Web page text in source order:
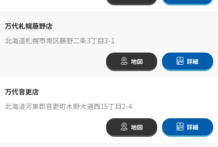
万代札幌藤野店
北海道札幌市南区藤野二条3丁目3-1
地図 詳細
万代音更店
北海道河東郡音更町木野大通西15丁目2-4
地図 詳細